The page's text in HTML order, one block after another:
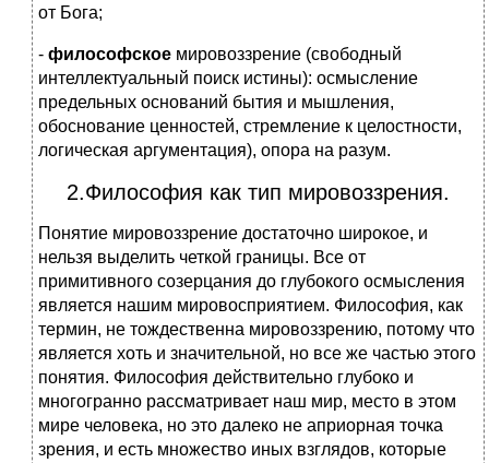
от Бога;
- философское мировоззрение (свободный
интеллектуальный поиск истины): осмысление
предельных оснований бытия и мышления,
обоснование ценностей, стремление к целостности,
логическая аргументация), опора на разум.
2.Философия как тип мировоззрения.
Понятие мировоззрение достаточно широкое, и
нельзя выделить четкой границы. Все от
примитивного созерцания до глубокого осмысления
является нашим мировосприятием. Философия, как
термин, не тождественна мировоззрению, потому что
является хоть и значительной, но все же частью этого
понятия. Философия действительно глубоко и
многогранно рассматривает наш мир, место в этом
мире человека, но это далеко не априорная точка
зрения, и есть множество иных взглядов, которые